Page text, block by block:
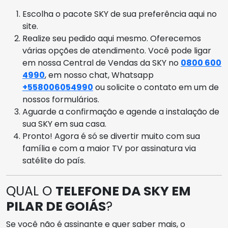
Escolha o pacote SKY de sua preferência aqui no
site.
Realize seu pedido aqui mesmo. Oferecemos
várias opções de atendimento. Você pode ligar
em nossa Central de Vendas da SKY no 0800 600
4990, em nosso chat, Whatsapp
+558006054990 ou solicite o contato em um de
nossos formulários.
Aguarde a confirmação e agende a instalação de
sua SKY em sua casa.
Pronto! Agora é só se divertir muito com sua
família e com a maior TV por assinatura via
satélite do país.
QUAL O TELEFONE DA SKY EM
PILAR DE GOIÁS?
Se você não é assinante e quer saber mais, o